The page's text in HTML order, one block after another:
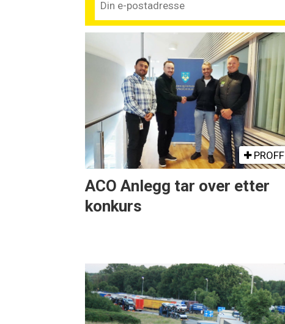
PROFF
ACO Anlegg tar over etter
konkurs